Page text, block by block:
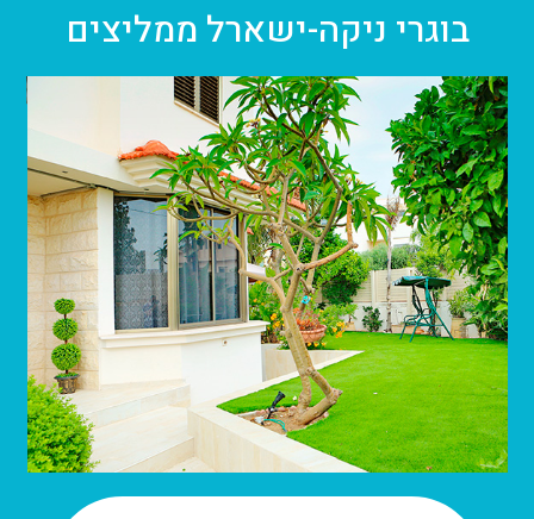
בוגרי ניקה-ישארל ממליצים